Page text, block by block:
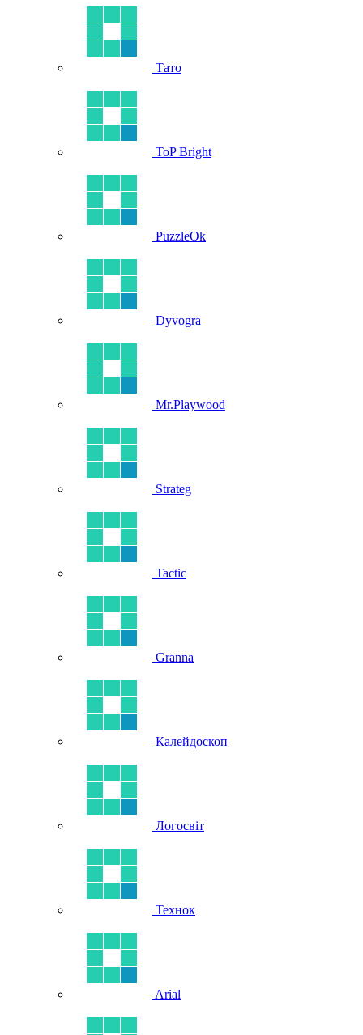
Тато
ToP Bright
PuzzleOk
Dyvogra
Mr.Playwood
Strateg
Tactic
Granna
Калейдоскоп
Логосвіт
Технок
Arial